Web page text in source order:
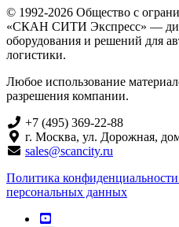
© 1992-2026 Общество с
«СКАН СИТИ Экспресс» —
оборудования и решений для
логистики.
Любое использование
разрешения компании.
+7 (495) 369-22-88
г. Москва, ул. Дорожная,
sales@scancity.ru
Политика
персональных данных